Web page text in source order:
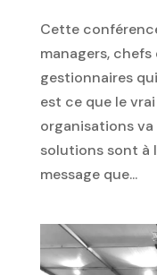
Cette
managers,
gestionnaires
est ce que le
organisations va
solutions sont à
message que...